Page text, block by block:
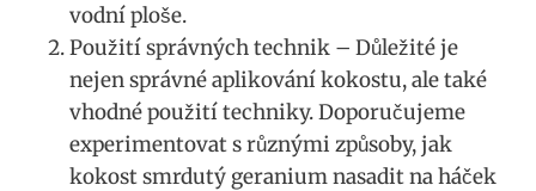
vodní ‍ploše.
Použití správných‌ technik – Důležité je
nejen správné aplikování kokostu, ale také
‌vhodné použití techniky. Doporučujeme
experimentovat s různými způsoby, jak
⁢kokost smrdutý geranium nasadit na háček